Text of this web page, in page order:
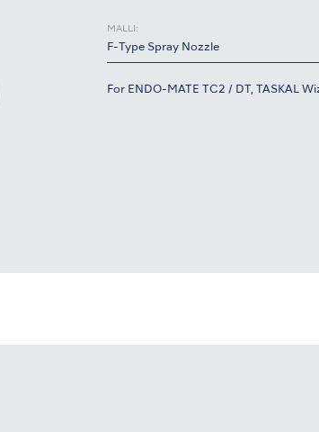
MALLI:
F-Type Spray Nozzle
For ENDO-MATE TC2 / DT, TASKAL